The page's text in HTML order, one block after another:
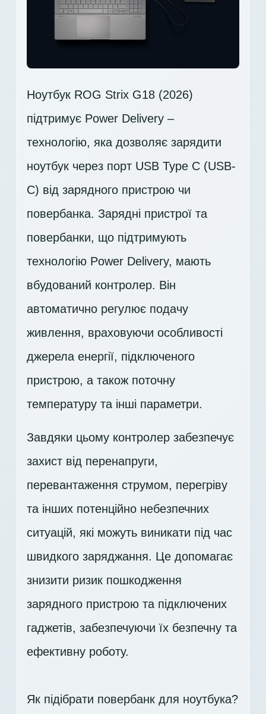
Ноутбук ROG Strix G18 (2026)
підтримує Power Delivery –
технологію, яка дозволяє зарядити
ноутбук через порт USB Type C (USB-
C) від зарядного пристрою чи
повербанка. Зарядні пристрої та
повербанки, що підтримують
технологію Power Delivery, мають
вбудований контролер. Він
автоматично регулює подачу
живлення, враховуючи особливості
джерела енергії, підключеного
пристрою, а також поточну
температуру та інші параметри.
Завдяки цьому контролер забезпечує
захист від перенапруги,
перевантаження струмом, перегріву
та інших потенційно небезпечних
ситуацій, які можуть виникати під час
швидкого заряджання. Це допомагає
знизити ризик пошкодження
зарядного пристрою та підключених
гаджетів, забезпечуючи їх безпечну та
ефективну роботу.
Як підібрати повербанк для ноутбука?